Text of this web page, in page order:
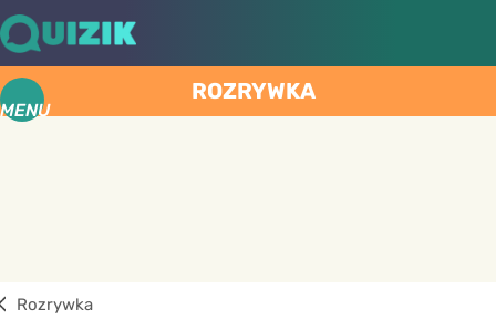
MENU
ROZRYWKA
Rozrywka